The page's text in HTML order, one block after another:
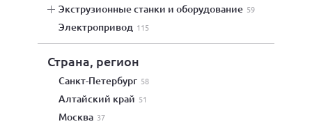
экструзионные станки и оборудование 59
электропривод 115
Страна, регион
Санкт-Петербург 58
Алтайский край 51
Москва 37